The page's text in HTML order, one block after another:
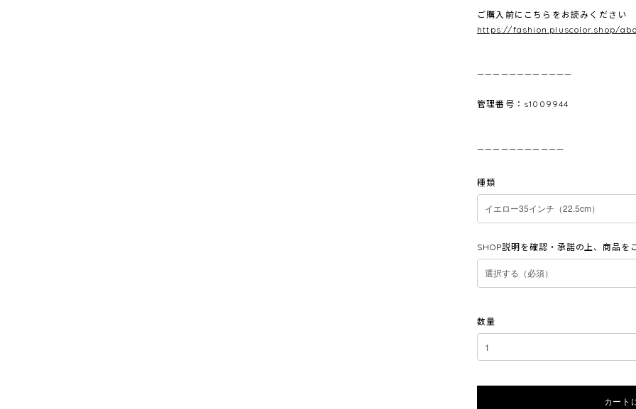
ご購入前にこちらをお読みください
https://fashion.pluscolor.shop/
————————————
管理番号：s1009944
———————————
種類
SHOP説明を確認・承諾の上、商品を
数量
カート